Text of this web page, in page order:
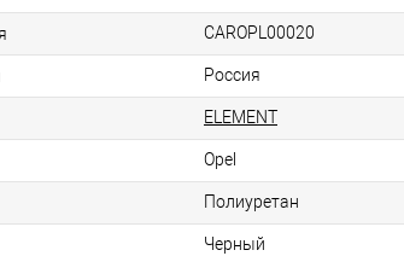
CAROPL00020
Россия
ELEMENT
Opel
Полиуретан
Черный